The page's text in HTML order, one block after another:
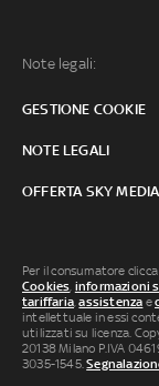
Note legali:
GESTIONE COOKIE
NOTE LEGALI
OFFERTA SKY MEDIA
Per il consumatore
Cookies, informazioni
tariffaria,assistenza e
intellettuale in essi
utilizzati su licenza.
20138 Milano P.IVA
3035-1545.